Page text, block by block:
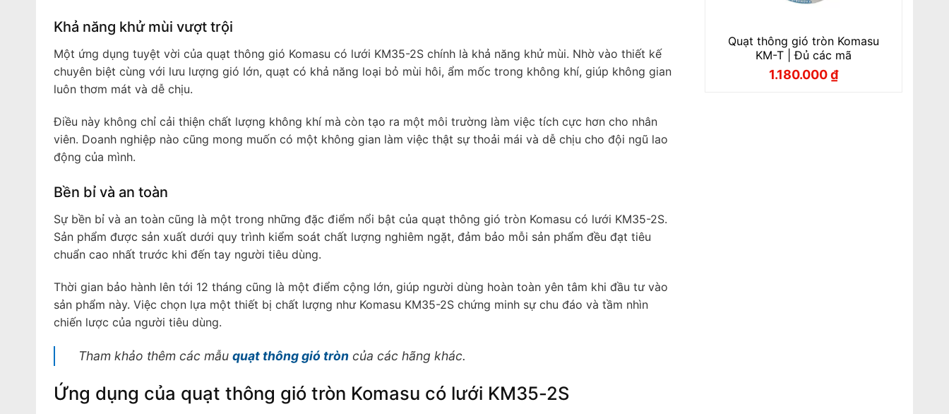
Khả năng khử mùi vượt trội
Một ứng dụng tuyệt vời của quạt thông gió Komasu có lưới KM35-2S chính là khả năng khử mùi. Nhờ vào thiết kế
chuyên biệt cùng với lưu lượng gió lớn, quạt có khả năng loại bỏ mùi hôi, ẩm mốc trong không khí, giúp không gian
luôn thơm mát và dễ chịu.
Điều này không chỉ cải thiện chất lượng không khí mà còn tạo ra một môi trường làm việc tích cực hơn cho nhân
viên. Doanh nghiệp nào cũng mong muốn có một không gian làm việc thật sự thoải mái và dễ chịu cho đội ngũ lao
động của mình.
Bền bỉ và an toàn
Sự bền bỉ và an toàn cũng là một trong những đặc điểm nổi bật của quạt thông gió tròn Komasu có lưới KM35-2S.
Sản phẩm được sản xuất dưới quy trình kiểm soát chất lượng nghiêm ngặt, đảm bảo mỗi sản phẩm đều đạt tiêu
chuẩn cao nhất trước khi đến tay người tiêu dùng.
Thời gian bảo hành lên tới 12 tháng cũng là một điểm cộng lớn, giúp người dùng hoàn toàn yên tâm khi đầu tư vào
sản phẩm này. Việc chọn lựa một thiết bị chất lượng như Komasu KM35-2S chứng minh sự chu đáo và tầm nhìn
chiến lược của người tiêu dùng.
Tham khảo thêm các mẫu quạt thông gió tròncủa các hãng khác.
Ứng dụng của quạt thông gió tròn Komasu có lưới KM35-2S
Quạt thông gió tròn Komasu
KM-T | Đủ các mã
Giá
1.180.000₫
Giá